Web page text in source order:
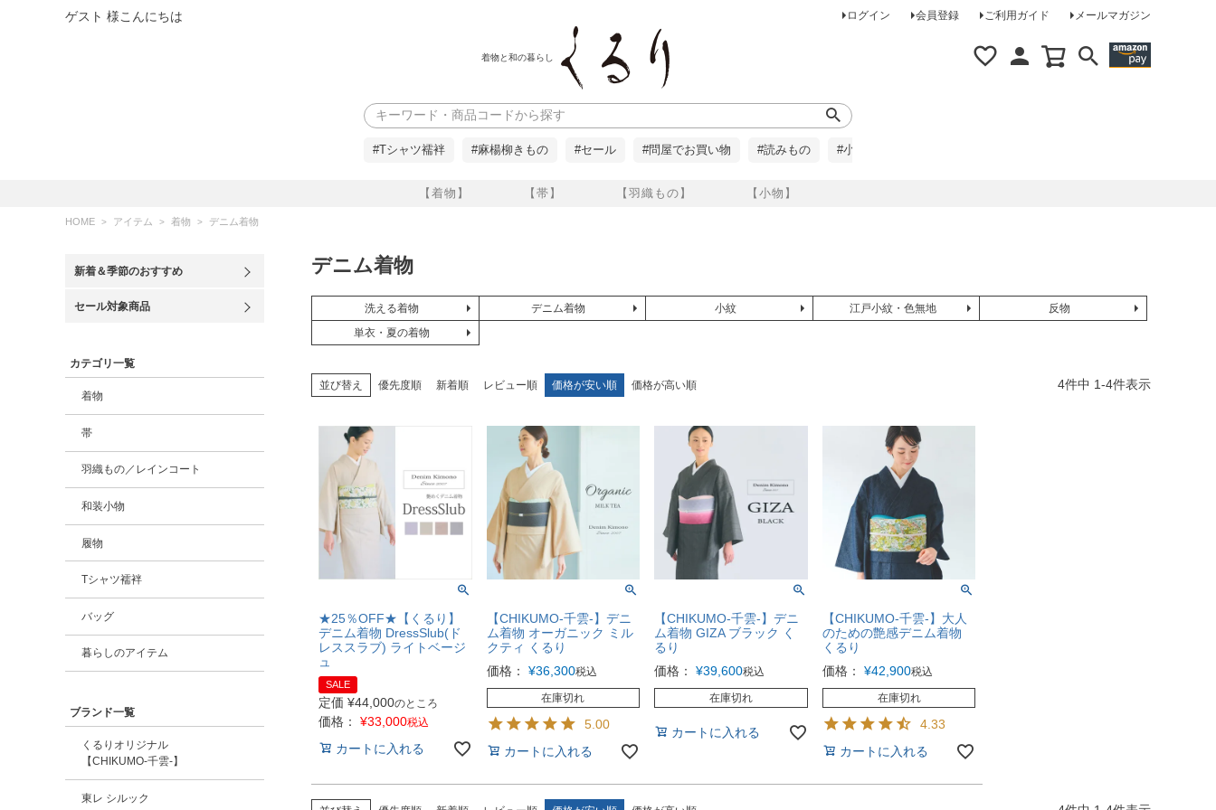
ゲスト 様こんにちは ログイン 会員登録 ご利用ガイド メールマガジン
着物と和の暮らし
【着物】 【帯】 【羽織もの】 【小物】
検索
#Tシャツ襦袢 #麻楊柳きもの #セール #問屋でお買い物 #読みもの #小柄な方に
HOME アイテム 着物 デニム着物
新着＆季節のおすすめ
セール対象商品
カテゴリ一覧
着物
帯
羽織もの／レインコート
和装小物
履物
Tシャツ襦袢
バッグ
暮らしのアイテム
ブランド一覧
くるりオリジナル
【CHIKUMO-千雲-】
東レ シルック
デニム着物
洗える着物 デニム着物 小紋 江戸小紋・色無地
反物
単衣・夏の着物
並び替え 優先度順 新着順 レビュー順 価格が安い順 価格が高い順 4件中 1-4件表示
★25％OFF★【くるり】
デニム着物 DressSlub(ド
レススラブ) ライトベージ
ュ
SALE
定価 ¥44,000のところ
価格： ¥33,000税込
カートに入れる
【CHIKUMO-千雲-】デニ
ム着物 オーガニック ミル
クティ くるり
価格：
¥36,300税込
在庫切れ
5.00
カートに入れる
【CHIKUMO-千雲-】デニ
ム着物 GIZA ブラック く
るり
価格：
¥39,600税込
在庫切れ
カートに入れる
【CHIKUMO-千雲-】大人
のための艶感デニム着物
くるり
価格：
¥42,900税込
在庫切れ
4.33
カートに入れる